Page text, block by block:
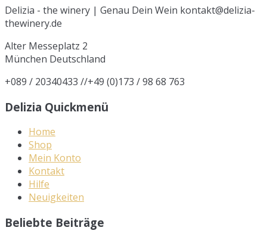
Delizia - the winery | Genau Dein Wein kontakt@delizia-
thewinery.de
Alter Messeplatz 2
München Deutschland
+089 / 20340433 //+49 (0)173 / 98 68 763
Delizia Quickmenü
Home
Shop
Mein Konto
Kontakt
Hilfe
Neuigkeiten
Beliebte Beiträge